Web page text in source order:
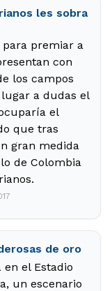
les sobra
premiar a
con
los campos
a dudas el
el
que tras
gran medida
de Colombia
de oro
el Estadio
un escenario